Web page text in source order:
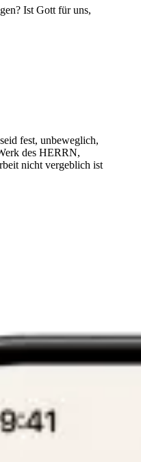
Ist Gott für uns,
fest, unbeweglich,
des HERRN,
nicht vergeblich ist